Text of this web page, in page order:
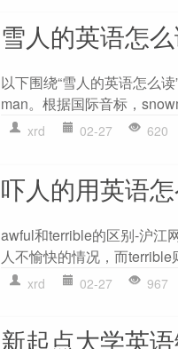
雪人的英语怎
以下围绕“雪人的英语怎么
man。根据国际音标，
xrd 02-27 620
吓人的用英语
awful和terrible的区别-沪江
人不愉快的情况，而
xrd 02-27 967
新起点大学英